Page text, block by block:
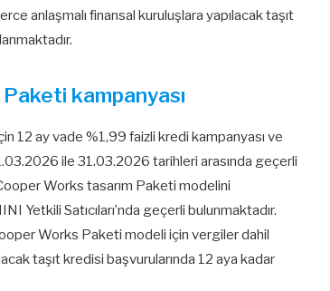
anlaşmalı finansal kuruluşlara yapılacak taşıt
kampanyası
12 ay vade %1,99 faizli kredi kampanyası ve
ile 31.03.2026 tarihleri arasında geçerli
Works tasarım Paketi modelini
Yetkili Satıcıları’nda geçerli bulunmaktadır.
Works Paketi modeli için vergiler dahil
taşıt kredisi başvurularında 12 aya kadar